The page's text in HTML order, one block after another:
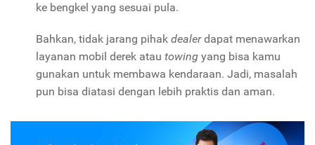
ke bengkel yang sesuai pula.
Bahkan, tidak jarang pihak dealerdapat menawarkan
layanan mobil derek atau towing yang bisa kamu
gunakan untuk membawa kendaraan. Jadi, masalah
pun bisa diatasi dengan lebih praktis dan aman.